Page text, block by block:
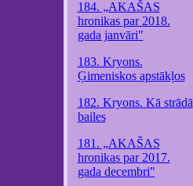
184. „AKAŠAS
hronikas par 2018.
gada janvāri"
183. Kryons.
Ģimeniskos apstākļos
182. Kryons. Kā strādā
bailes
181. „AKAŠAS
hronikas par 2017.
gada decembri"